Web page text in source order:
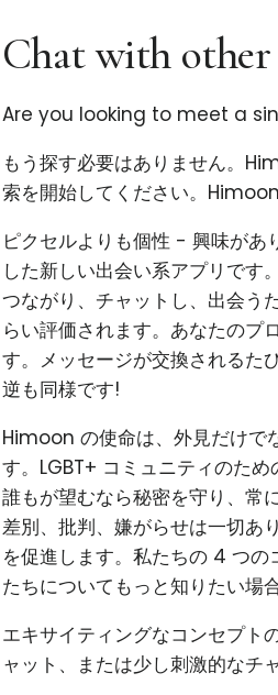
Chat with other
Are you looking to meet a
もう探す必要はありません。
索を開始してください。
ピクセルよりも個性 - 興味があ
した新しい出会い系アプリです
つながり、チャットし、出会う
らい評価されます。あなたのプ
す。メッセージが交換されるた
逆も同様です!
Himoon の使命は、外見だけで
す。LGBT+ コミュニティのた
誰もが望むなら秘密を守り、常
差別、批判、嫌がらせは一切あ
を促進します。私たちの 4 つ
たちについてもっと知りたい場
エキサイティングなコンセプト
ャット、または少し刺激的なチ